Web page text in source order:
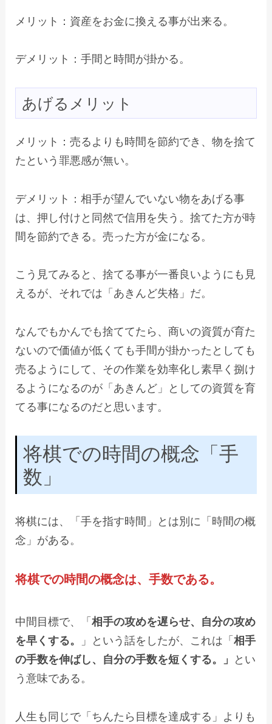
メリット：資産をお金に換える事が出来る。
デメリット：手間と時間が掛かる。
あげるメリット
メリット：売るよりも時間を節約でき、物を捨て
たという罪悪感が無い。
デメリット：相手が望んでいない物をあげる事
は、押し付けと同然で信用を失う。捨てた方が時
間を節約できる。売った方が金になる。
こう見てみると、捨てる事が一番良いようにも見
えるが、それでは「あきんど失格」だ。
なんでもかんでも捨ててたら、商いの資質が育た
ないので価値が低くても手間が掛かったとしても
売るようにして、その作業を効率化し素早く捌け
るようになるのが「あきんど」としての資質を育
てる事になるのだと思います。
将棋での時間の概念「手
数」
将棋には、「手を指す時間」とは別に「時間の概
念」がある。
将棋での時間の概念は、手数である。
中間目標で、「相手の攻めを遅らせ、自分の攻め
を早くする。
」という話をしたが、これは「相手
の手数を伸ばし、自分の手数を短くする。」 とい
う意味である。
人生も同じで「ちんたら目標を達成する」よりも